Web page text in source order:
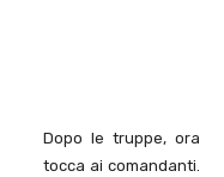
Dopo le truppe, ora
tocca ai comandanti.